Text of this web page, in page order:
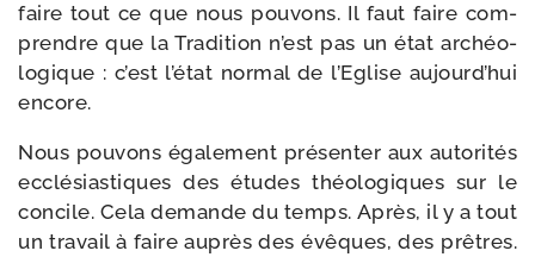
faire tout ce que nous pou­vons. Il faut faire com­
prendre que la Tradition n’est pas un état archéo­
lo­gique : c’est l’é­tat nor­mal de l’Eglise aujourd’­hui
encore.
Nous pou­vons éga­le­ment pré­sen­ter aux auto­ri­tés
ecclé­sias­tiques des études théo­lo­giques sur le
concile. Cela demande du temps. Après, il y a tout
un tra­vail à faire auprès des évêques, des prêtres.